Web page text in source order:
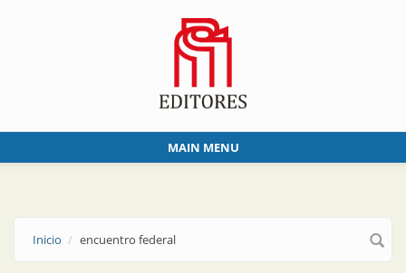
MAIN MENU
Inicio encuentro federal